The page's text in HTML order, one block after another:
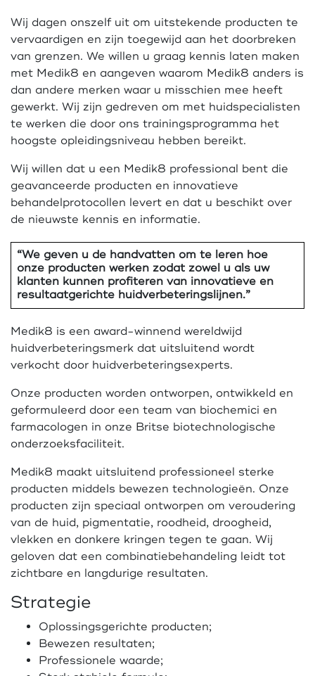
Wij dagen onszelf uit om uitstekende producten te
vervaardigen en zijn toegewijd aan het doorbreken
van grenzen. We willen u graag kennis laten maken
met Medik8 en aangeven waarom Medik8 anders is
dan andere merken waar u misschien mee heeft
gewerkt. Wij zijn gedreven om met huidspecialisten
te werken die door ons trainingsprogramma het
hoogste opleidingsniveau hebben bereikt.
Wij willen dat u een Medik8 professional bent die
geavanceerde producten en innovatieve
behandelprotocollen levert en dat u beschikt over
de nieuwste kennis en informatie.
“We geven u de handvatten om te leren hoe
onze producten werken zodat zowel u als uw
klanten kunnen profiteren van innovatieve en
resultaatgerichte huidverbeteringslijnen.”
Medik8 is een award-winnend wereldwijd
huidverbeteringsmerk dat uitsluitend wordt
verkocht door huidverbeteringsexperts.
Onze producten worden ontworpen, ontwikkeld en
geformuleerd door een team van biochemici en
farmacologen in onze Britse biotechnologische
onderzoeksfaciliteit.
Medik8 maakt uitsluitend professioneel sterke
producten middels bewezen technologieën. Onze
producten zijn speciaal ontworpen om veroudering
van de huid, pigmentatie, roodheid, droogheid,
vlekken en donkere kringen tegen te gaan. Wij
geloven dat een combinatiebehandeling leidt tot
zichtbare en langdurige resultaten.
Strategie
Oplossingsgerichte producten;
Bewezen resultaten;
Professionele waarde;